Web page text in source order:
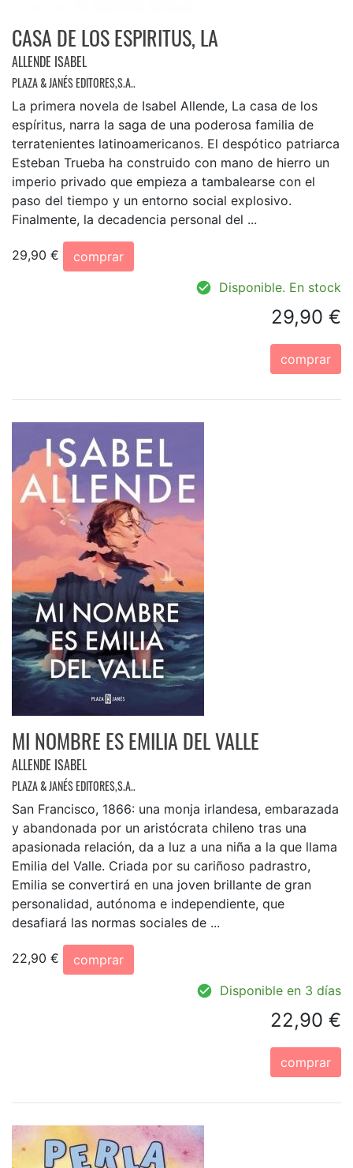
CASA DE LOS ESPIRITUS, LA
ALLENDE ISABEL
PLAZA & JANÉS EDITORES,S.A..
La primera novela de Isabel Allende, La casa de los
espíritus, narra la saga de una poderosa familia de
terratenientes latinoamericanos. El despótico patriarca
Esteban Trueba ha construido con mano de hierro un
imperio privado que empieza a tambalearse con el
paso del tiempo y un entorno social explosivo.
Finalmente, la decadencia personal del ...
29,90 €
comprar
Disponible. En stock
29,90 €
comprar
MI NOMBRE ES EMILIA DEL VALLE
ALLENDE ISABEL
PLAZA & JANÉS EDITORES,S.A..
San Francisco, 1866: una monja irlandesa, embarazada
y abandonada por un aristócrata chileno tras una
apasionada relación, da a luz a una niña a la que llama
Emilia del Valle. Criada por su cariñoso padrastro,
Emilia se convertirá en una joven brillante de gran
personalidad, autónoma e independiente, que
desafiará las normas sociales de ...
22,90 €
comprar
Disponible en 3 días
22,90 €
comprar